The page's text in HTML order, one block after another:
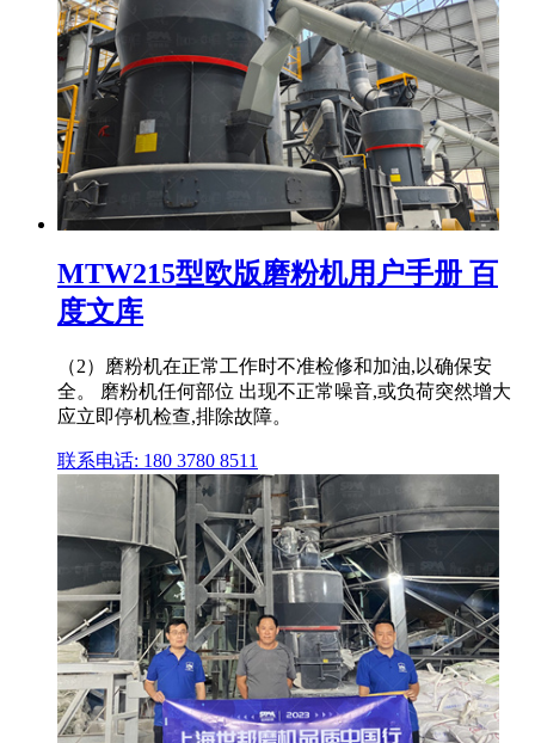
MTW215型欧版磨粉机用户手册 百
度文库
（2）磨粉机在正常工作时不准检修和加油,以确保安
全。 磨粉机任何部位 出现不正常噪音,或负荷突然增大
应立即停机检查,排除故障。
联系电话: 180 3780 8511